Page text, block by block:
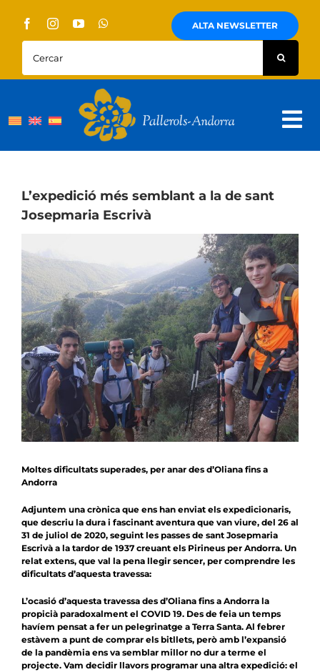
content
ALTA NEWSLETTER
Cercar:
Sobre Nosaltres
Pallerols
Visites guiades
Rutes
Territori i cultura
Notícies
Agenda
Contacte
Col.labora
L’expedició més semblant a la de sant
Josepmaria Escrivà
Moltes dificultats superades, per anar des d’Oliana fins a
Andorra
Adjuntem una crònica que ens han enviat els expedicionaris,
que descriu la dura i fascinant aventura que van viure, del 26 al
31 de juliol de 2020, seguint les passes de sant Josepmaria
Escrivà a la tardor de 1937 creuant els Pirineus per Andorra. Un
relat extens, que val la pena llegir sencer, per comprendre les
dificultats d’aquesta travessa:
L’ocasió d’aquesta travessa des d’Oliana fins a Andorra la
propicià paradoxalment el COVID 19. Des de feia un temps
havíem pensat a fer un pelegrinatge a Terra Santa. Al febrer
estàvem a punt de comprar els bitllets, però amb l’expansió
de la pandèmia ens va semblar millor no dur a terme el
projecte. Vam decidir llavors programar una altra expedició: el